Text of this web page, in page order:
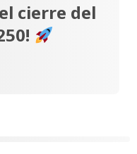
cierre del